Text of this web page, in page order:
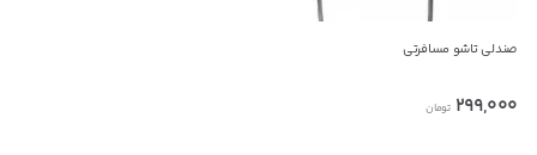
صندلی تاشو مسافرتی
299,000 تومان
تلفن ثابت